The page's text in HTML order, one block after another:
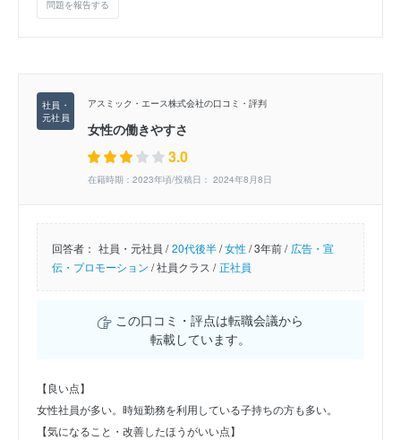
問題を報告する
アスミック・エース株式会社の口コミ・評判
女性の働きやすさ
3.0
在籍時期：2023年頃/投稿日： 2024年8月8日
回答者： 社員・元社員 / 20代後半/女性/3年前 / 広告・宣
伝・プロモーション /社員クラス / 正社員
この口コミ・評点は転職会議から
転載しています。
【良い点】
女性社員が多い。時短勤務を利用している子持ちの方も多い。
【気になること・改善したほうがいい点】